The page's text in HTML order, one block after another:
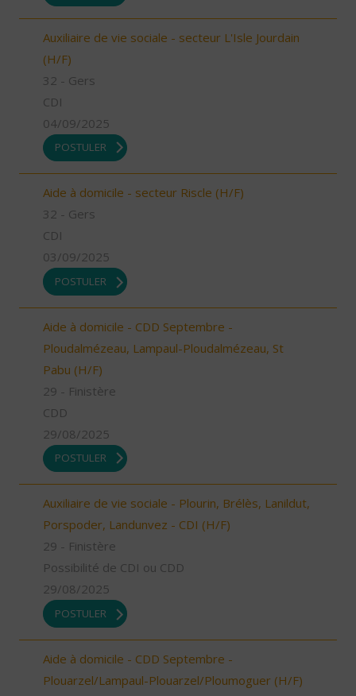
Auxiliaire de vie sociale - secteur L'Isle Jourdain
(H/F)
32 - Gers
CDI
04/09/2025
POSTULER
Aide à domicile - secteur Riscle (H/F)
32 - Gers
CDI
03/09/2025
POSTULER
Aide à domicile - CDD Septembre -
Ploudalmézeau, Lampaul-Ploudalmézeau, St
Pabu (H/F)
29 - Finistère
CDD
29/08/2025
POSTULER
Auxiliaire de vie sociale - Plourin, Brélès, Lanildut,
Porspoder, Landunvez - CDI (H/F)
29 - Finistère
Possibilité de CDI ou CDD
29/08/2025
POSTULER
Aide à domicile - CDD Septembre -
Plouarzel/Lampaul-Plouarzel/Ploumoguer (H/F)